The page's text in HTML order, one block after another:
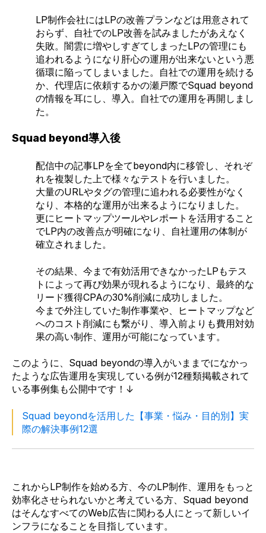
LP制作会社にはLPの改善プランなどは用意されて
おらず、自社でのLP改善を試みましたがあえなく
失敗。闇雲に増やしすぎてしまったLPの管理にも
追われるようになり肝心の運用が出来ないという悪
循環に陥ってしまいました。自社での運用を続ける
か、代理店に依頼するかの瀬戸際でSquad beyond
の情報を耳にし、導入。自社での運用を再開しまし
た。
Squad beyond導入後
配信中の記事LPを全てbeyond内に移管し、それぞ
れを複製した上で様々なテストを行いました。
大量のURLやタグの管理に追われる必要性がなく
なり、本格的な運用が出来るようになりました。
更にヒートマップツールやレポートを活用すること
でLP内の改善点が明確になり、自社運用の体制が
確立されました。
その結果、今まで有効活用できなかったLPもテス
トによって再び効果が現れるようになり、最終的な
リード獲得CPAの30%削減に成功しました。
今まで外注していた制作事業や、ヒートマップなど
へのコスト削減にも繋がり、導入前よりも費用対効
果の高い制作、運用が可能になっています。
このように、Squad beyondの導入がいままでになかっ
たような広告運用を実現している例が12種類掲載されて
いる事例集も公開中です！↓
Squad beyondを活用した【事業・悩み・目的別】実
際の解決事例12選
これからLP制作を始める方、今のLP制作、運用をもっと
効率化させられないかと考えている方、Squad beyond
はそんなすべてのWeb広告に関わる人にとって新しいイ
ンフラになることを目指しています。